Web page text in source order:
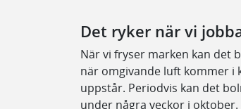
Det ryker när vi
När vi fryser marken kan det
när omgivande luft kommer i
uppstår. Periodvis kan det
under några veckor i oktober.